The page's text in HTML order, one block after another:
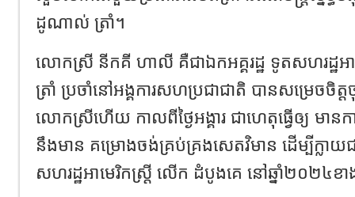
ដូណាល់ ត្រាំ។
លោកស្រី នីកគី ហាលី គឺជាឯកអគ្គរដ្ឋ ទូតសហរដ្
ត្រាំ ប្រចាំនៅអង្គការសហប្រជាជាតិ បានសម្រេច
លោកស្រីហើយ កាលពីថ្ងៃអង្គារ ជាហេតុធ្វើឲ្យ មាន
នឹងមាន គម្រោងចង់គ្រប់គ្រងសេតវិមាន ដើម្បីក្លាយ
សហរដ្ឋអាមេរិកស្រ្តី លើក ដំបូងគេ នៅឆ្នាំ២០២៤ខ